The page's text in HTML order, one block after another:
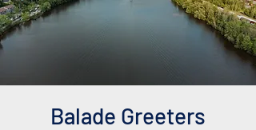
Balade Greeters